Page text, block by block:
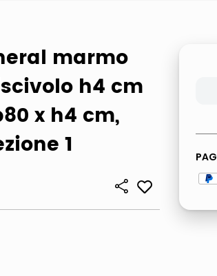
marmo
h4 cm
x h4 cm,
1